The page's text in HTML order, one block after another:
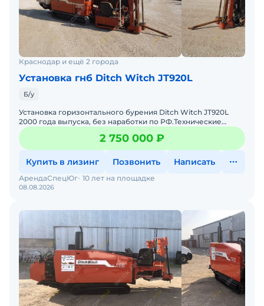
Краснодар и ещё 2 города
Установка гнб Ditch Witch JT920L
Б/у
Установка горизонтального бурения Ditch Witch JT920L
2000 года выпуска, без наработки по РФ.Технические
характеристики Ditch Witch JT920L:Двигатель – List
2 750 000 ₽
Купить в лизинг Позвонить Написать
08.08.2026
АрендаСпецЮг 10 лет на площадке